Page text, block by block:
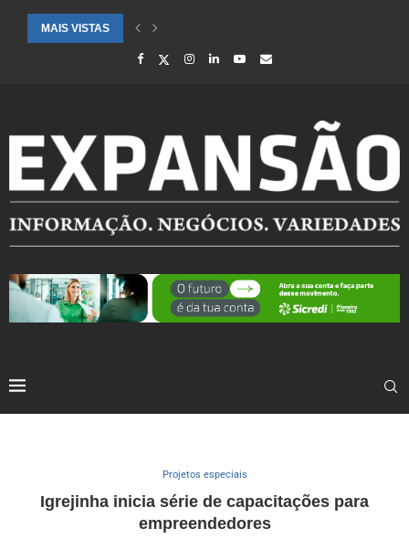
MAIS VISTAS
SAÚDE ALERTA PARA AUMENTO DE CASOS DE SÍNDROME GRIPAL
Projetos especiais
Igrejinha inicia série de capacitações para
empreendedores